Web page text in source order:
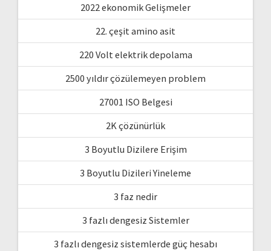
2022 ekonomik Gelişmeler
22. çeşit amino asit
220 Volt elektrik depolama
2500 yıldır çözülemeyen problem
27001 ISO Belgesi
2K çözünürlük
3 Boyutlu Dizilere Erişim
3 Boyutlu Dizileri Yineleme
3 faz nedir
3 fazlı dengesiz Sistemler
3 fazlı dengesiz sistemlerde güç hesabı